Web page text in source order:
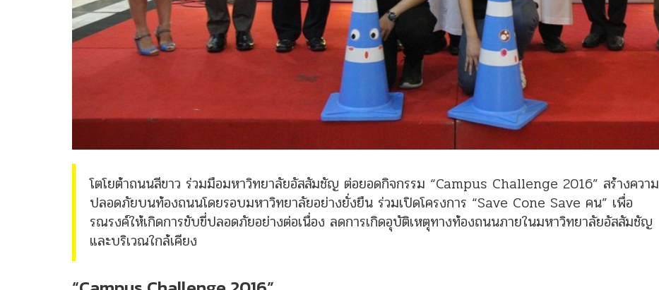
โตโยต้าถนนสีขาว ร่วมมือมหาวิทยาลัยอัสสัมชัญ ต่อยอดกิจกรรม “Campus Challenge 2016” สร้างความ
ปลอดภัยบนท้องถนนโดยรอบมหาวิทยาลัยอย่างยั่งยืน ร่วมเปิดโครงการ “Save Cone Save คน” เพื่อ
รณรงค์ให้เกิดการขับขี่ปลอดภัยอย่างต่อเนื่อง ลดการเกิดอุบัติเหตุทางท้องถนนภายในมหาวิทยาลัยอัสสัมชัญ
และบริเวณใกล้เคียง